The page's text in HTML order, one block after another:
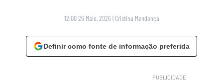
12:00 26 Maio, 2026 | Cristina Mendonça
Definir como fonte de informação preferida